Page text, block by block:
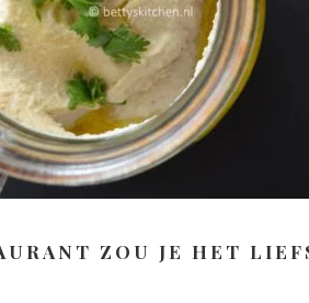
ZOU JE HET